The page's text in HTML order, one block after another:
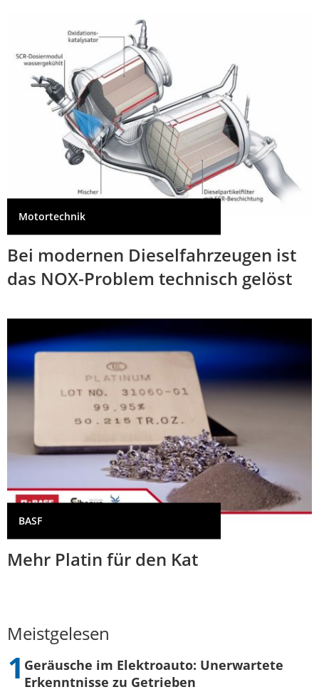
Motortechnik
Bei modernen Dieselfahrzeugen ist
das NOX-Problem technisch gelöst
BASF
Mehr Platin für den Kat
Meistgelesen
Geräusche im Elektroauto: Unerwartete
Erkenntnisse zu Getrieben